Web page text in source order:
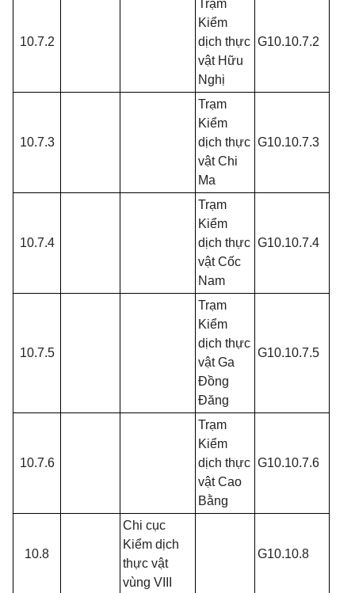
10.7.2
Trạm
Kiểm
dịch thực
vật Hữu
Nghị
G10.10.7.2
10.7.3
Trạm
Kiểm
dịch thực
vật Chi
Ma
G10.10.7.3
10.7.4
Trạm
Kiểm
dịch thực
vật Cốc
Nam
G10.10.7.4
10.7.5
Trạm
Kiểm
dịch thực
vật Ga
Đồng
Đăng
G10.10.7.5
10.7.6
Trạm
Kiểm
dịch thực
vật Cao
Bằng
G10.10.7.6
10.8
Chi cục
Kiểm dịch
thực vật
vùng VIII
G10.10.8